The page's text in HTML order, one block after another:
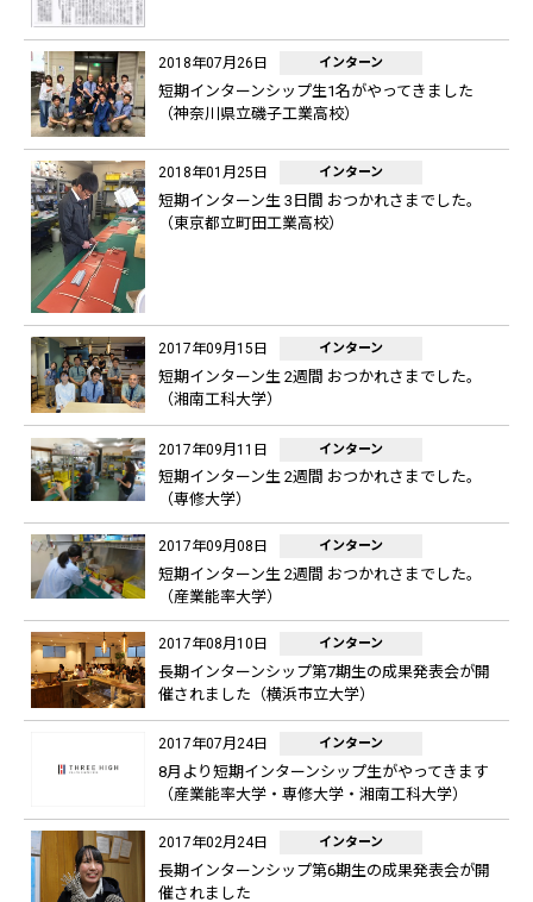
2018年07月26日 インターン
短期インターンシップ生1名がやってきました
（神奈川県立磯子工業高校）
2018年01月25日 インターン
短期インターン生 3日間 おつかれさまでした。
（東京都立町田工業高校）
2017年09月15日 インターン
短期インターン生 2週間 おつかれさまでした。
（湘南工科大学）
2017年09月11日 インターン
短期インターン生 2週間 おつかれさまでした。
（専修大学）
2017年09月08日 インターン
短期インターン生 2週間 おつかれさまでした。
（産業能率大学）
2017年08月10日 インターン
長期インターンシップ第7期生の成果発表会が開
催されました（横浜市立大学）
2017年07月24日 インターン
8月より短期インターンシップ生がやってきます
（産業能率大学・専修大学・湘南工科大学）
2017年02月24日 インターン
長期インターンシップ第6期生の成果発表会が開
催されました